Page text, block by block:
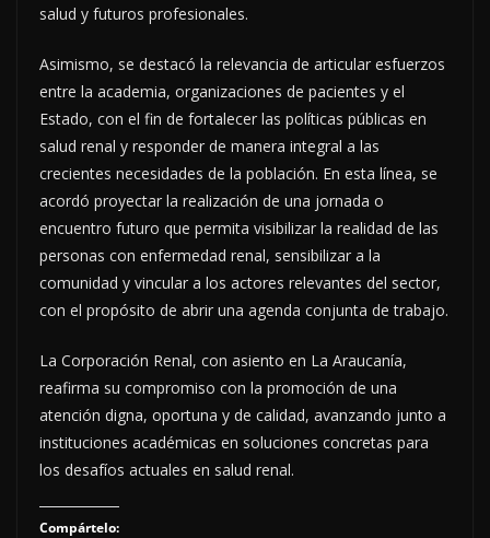
salud y futuros profesionales.
Asimismo, se destacó la relevancia de articular esfuerzos
entre la academia, organizaciones de pacientes y el
Estado, con el fin de fortalecer las políticas públicas en
salud renal y responder de manera integral a las
crecientes necesidades de la población. En esta línea, se
acordó proyectar la realización de una jornada o
encuentro futuro que permita visibilizar la realidad de las
personas con enfermedad renal, sensibilizar a la
comunidad y vincular a los actores relevantes del sector,
con el propósito de abrir una agenda conjunta de trabajo.
La Corporación Renal, con asiento en La Araucanía,
reafirma su compromiso con la promoción de una
atención digna, oportuna y de calidad, avanzando junto a
instituciones académicas en soluciones concretas para
los desafíos actuales en salud renal.
Compártelo: